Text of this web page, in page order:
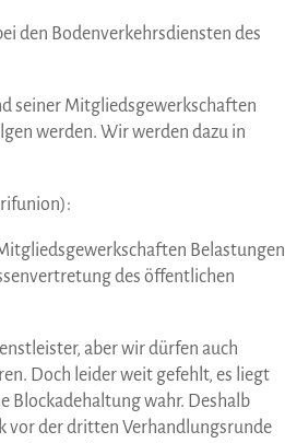
den Bodenverkehrsdiensten des
seiner Mitgliedsgewerkschaften
werden. Wir werden dazu in
Belastungen
des öffentlichen
aber wir dürfen auch
Doch leider weit gefehlt, es liegt
Blockadehaltung wahr. Deshalb
vor der dritten Verhandlungsrunde